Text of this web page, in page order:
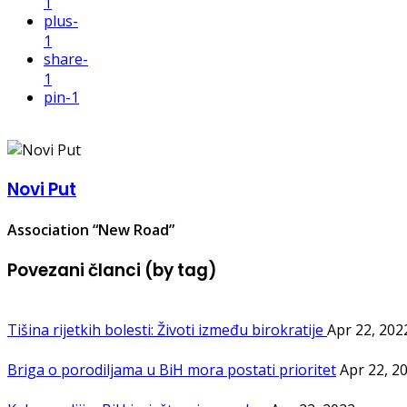
plus-
1
share-
1
pin-1
Novi Put
Association “New Road”
Povezani članci (by tag)
Tišina rijetkih bolesti: Životi između birokratije Apr 22,
Briga o porodiljama u BiH mora postati prioritetApr 22,